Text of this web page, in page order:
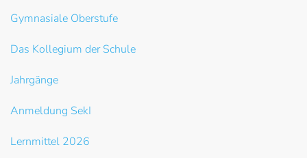
Gymnasiale Oberstufe
Das Kollegium der Schule
Jahrgänge
Anmeldung SekI
Lernmittel 2026